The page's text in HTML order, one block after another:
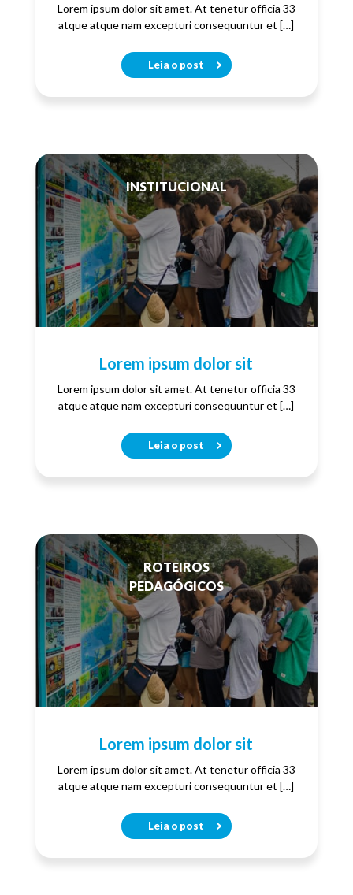
Lorem ipsum dolor sit amet. At tenetur officia 33
atque atque nam excepturi consequuntur et […]
Leia o post
INSTITUCIONAL
Lorem ipsum dolor sit
Lorem ipsum dolor sit amet. At tenetur officia 33
atque atque nam excepturi consequuntur et […]
Leia o post
ROTEIROS
PEDAGÓGICOS
Lorem ipsum dolor sit
Lorem ipsum dolor sit amet. At tenetur officia 33
atque atque nam excepturi consequuntur et […]
Leia o post